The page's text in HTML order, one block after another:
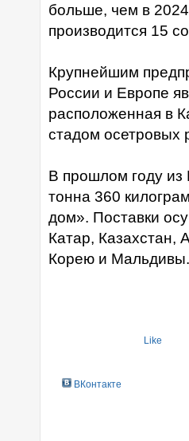
больше, чем в
производится 15
Крупнейшим
России и Европе
расположенная в
стадом осетровых
В прошлом году из
тонна 360
дом». Поставки
Катар,
Корею и Мальдивы.
Like
ВКонтакте